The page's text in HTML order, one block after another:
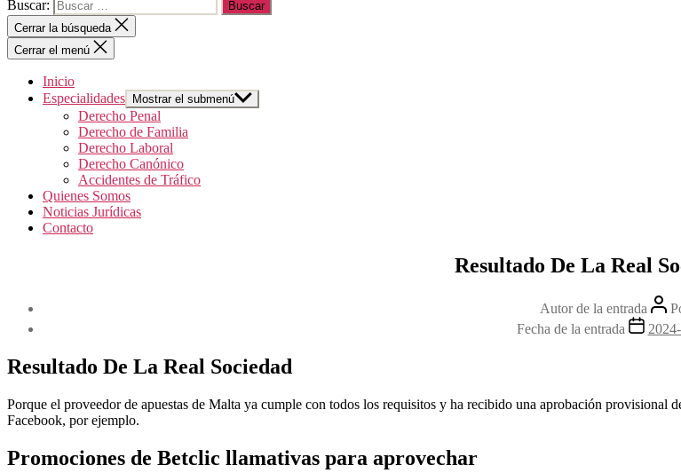
Buscar:
Cerrar la búsqueda
Cerrar el menú
Inicio
Especialidades
Mostrar el submenú
Derecho Penal
Derecho de Familia
Derecho Laboral
Derecho Canónico
Accidentes de Tráfico
Quienes Somos
Noticias Jurídicas
Contacto
Resultado De La Real
Autor de la entrada
Fecha de la entrada
Resultado De La Real Sociedad
Porque el proveedor de apuestas de Malta ya cumple con todos los requisitos y ha recibido una aprobación provisional
Facebook, por ejemplo.
Promociones de Betclic llamativas para aprovechar